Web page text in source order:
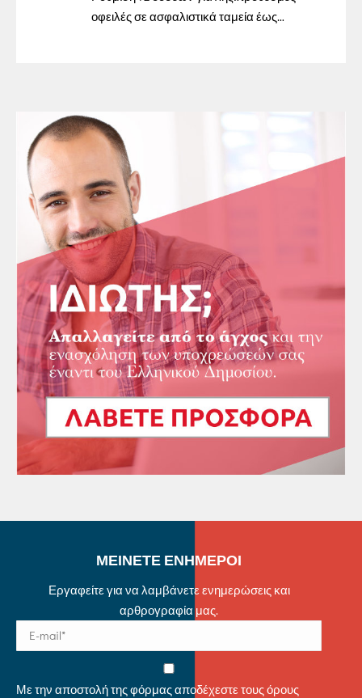
οφειλές σε ασφαλιστικά ταμεία έως
ΜΕΙΝΕΤΕ ΕΝΗΜΕΡΟΙ
Εργαφείτε για να λαμβάνετε ενημερώσεις και
αρθρογραφία μας.
Με την αποστολή της φόρμας αποδέχεστε τους όρους